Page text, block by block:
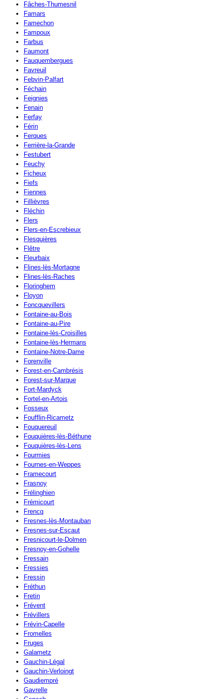
Fâches-Thumesnil
Famars
Famechon
Fampoux
Farbus
Faumont
Fauquembergues
Favreuil
Febvin-Palfart
Féchain
Feignies
Fenain
Ferfay
Férin
Ferques
Ferrière-la-Grande
Festubert
Feuchy
Ficheux
Fiefs
Fiennes
Fillièvres
Fléchin
Flers
Flers-en-Escrebieux
Flesquières
Flêtre
Fleurbaix
Flines-lès-Mortagne
Flines-lès-Raches
Floringhem
Floyon
Foncquevillers
Fontaine-au-Bois
Fontaine-au-Pire
Fontaine-lès-Croisilles
Fontaine-lès-Hermans
Fontaine-Notre-Dame
Forenville
Forest-en-Cambrésis
Forest-sur-Marque
Fort-Mardyck
Fortel-en-Artois
Fosseux
Foufflin-Ricametz
Fouquereuil
Fouquières-lès-Béthune
Fouquières-lès-Lens
Fourmies
Fournes-en-Weppes
Framecourt
Frasnoy
Frélinghien
Frémicourt
Frencq
Fresnes-lès-Montauban
Fresnes-sur-Escaut
Fresnicourt-le-Dolmen
Fresnoy-en-Gohelle
Fressain
Fressies
Fressin
Fréthun
Fretin
Frévent
Frévillers
Frévin-Capelle
Fromelles
Fruges
Galametz
Gauchin-Légal
Gauchin-Verloingt
Gaudiempré
Gavrelle